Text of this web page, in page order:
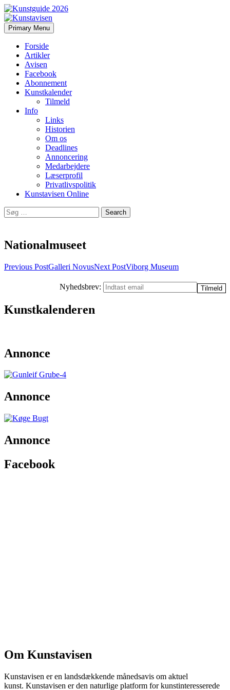
Kunstavisen
Search
Primary Menu Skip
to
Forside
Artikler
Avisen
Facebook
Abonnement
Kunstkalender
Tilmeld
Info
Links
Historien
Om os
Deadlines
Annoncering
Medarbejdere
Læserprofil
Privatlivspolitik
Kunstavisen Online
Search
for:
Nationalmuseet
Post
Previous PostGalleri NovusNext PostViborg Museum
Nyhedsbrev:
Kunstkalenderen
Annonce
Annonce
Annonce
Facebook
Om Kunstavisen
Kunstavisen er en landsdækkende månedsavis om aktuel
kunst. Kunstavisen er den naturlige platform for kunstinteresserede